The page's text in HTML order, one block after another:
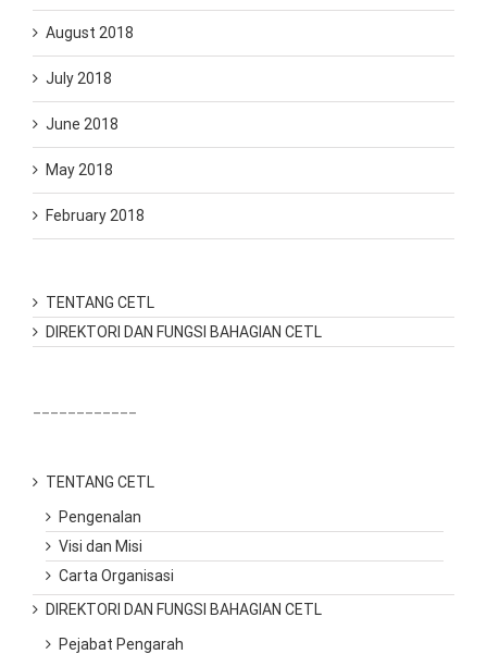
August 2018
July 2018
June 2018
May 2018
February 2018
TENTANG CETL
DIREKTORI DAN FUNGSI BAHAGIAN CETL
TENTANG CETL
Pengenalan
Visi dan Misi
Carta Organisasi
DIREKTORI DAN FUNGSI BAHAGIAN CETL
Pejabat Pengarah